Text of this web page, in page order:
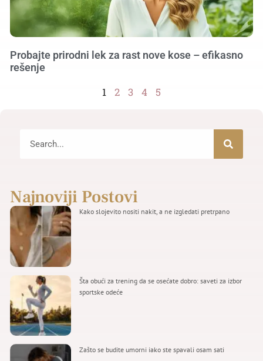
Probajte prirodni lek za rast nove kose – efikasno
rešenje
1 2 3 4 5
Najnoviji Postovi
Kako slojevito nositi nakit, a ne izgledati pretrpano
Šta obući za trening da se osećate dobro: saveti za izbor
sportske odeće
Zašto se budite umorni iako ste spavali osam sati